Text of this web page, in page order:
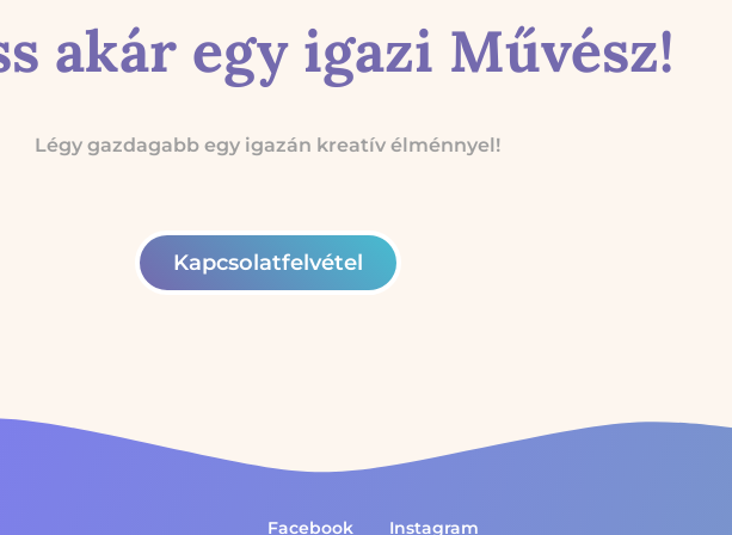
akár egy igazi Művész!
Légy gazdagabb egy igazán kreatív élménnyel!
Kapcsolatfelvétel
Facebook Instagram